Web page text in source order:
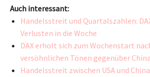
Auch interessant:
Handelsstreit und Quartalszahlen:
Verlusten in die Woche
DAX erholt sich zum Wochenstart
versöhnlichen Tönen gegenüber China
Handelsstreit zwischen USA und